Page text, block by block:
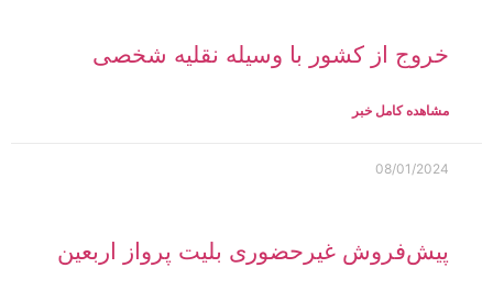
خروج از کشور با وسیله نقلیه شخصی
مشاهده کامل خبر
08/01/2024
پیش‌فروش غیرحضوری بلیت پرواز اربعین